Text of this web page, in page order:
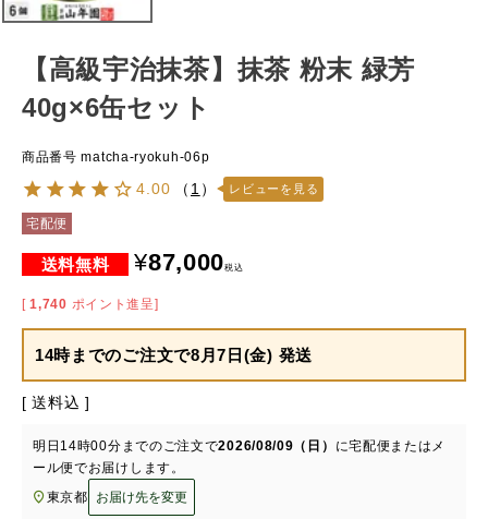
【高級宇治抹茶】抹茶 粉末 緑芳
40g×6缶セット
商品番号 matcha-ryokuh-06p
4.00 （ 1 ） レビューを見る
宅配便
¥87,000税込
[ 1,740 ポイント進呈]
14時までのご注文で8月7日(金) 発送
送料込
明日 14時00分 までのご注文で2026/08/09（日） に宅配便またはメ
ール便でお届けします。
東京都
お届け先を変更